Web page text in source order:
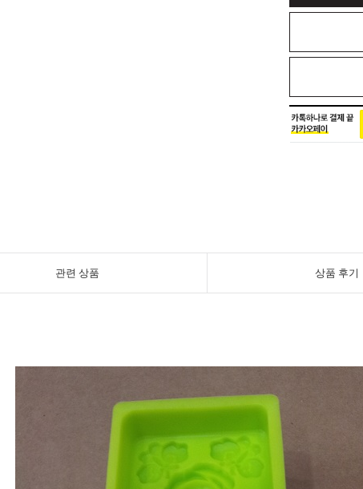
관련 상품 상품 후기